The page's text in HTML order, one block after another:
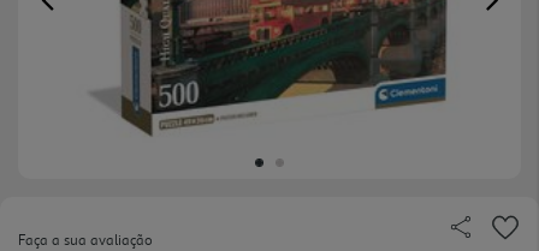
Previous
Faça a sua avaliação